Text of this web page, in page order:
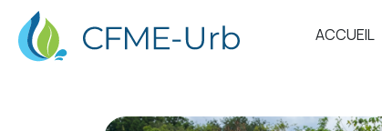
ACCUEIL